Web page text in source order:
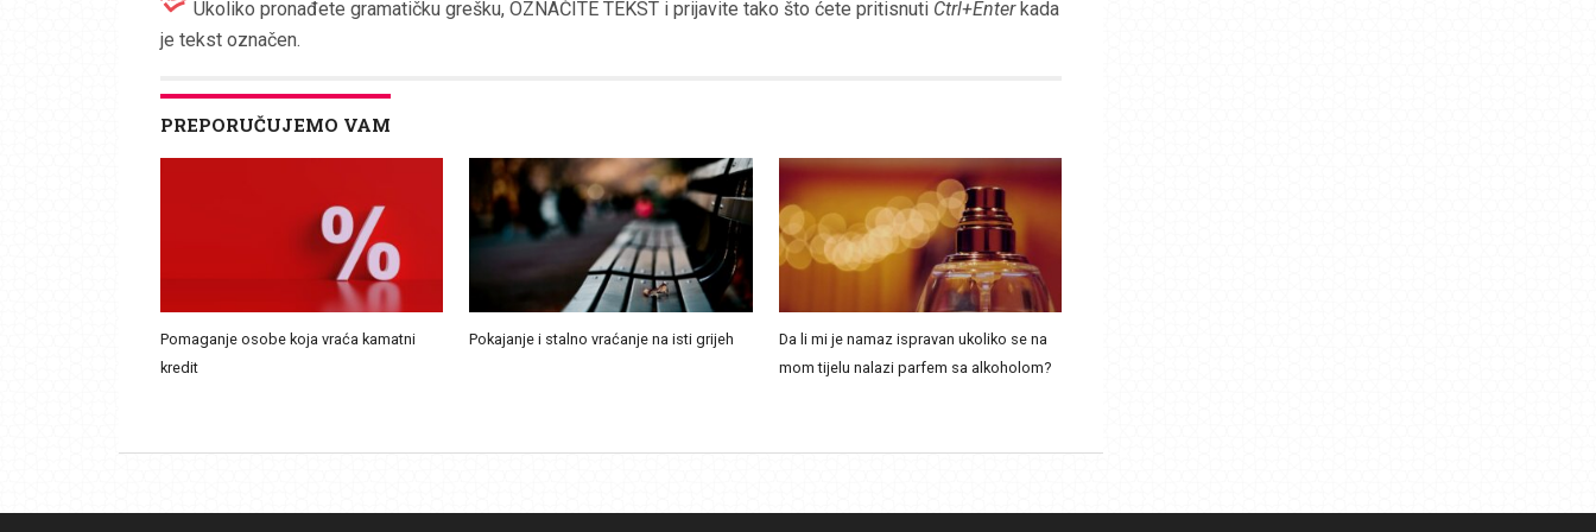
Ukoliko pronađete gramatičku grešku, OZNAČITE TEKST i prijavite tako što ćete pritisnuti Ctrl+Enterkada
je tekst označen.
PREPORUČUJEMO VAM
Pomaganje osobe koja vraća kamatni
kredit
Pokajanje i stalno vraćanje na isti grijeh
Da li mi je namaz ispravan ukoliko se na
mom tijelu nalazi parfem sa alkoholom?